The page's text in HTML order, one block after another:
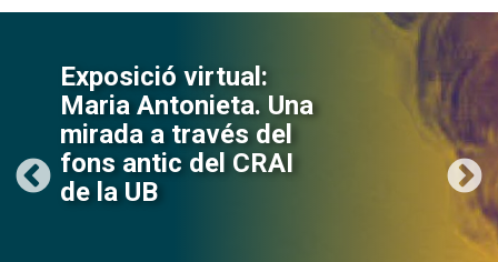
Exposició virtual:
Maria Antonieta. Una
mirada a través del
fons antic del CRAI
de la UB